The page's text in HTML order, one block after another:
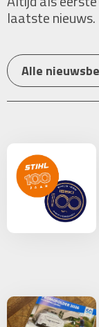
laatste nieuws.
Alle